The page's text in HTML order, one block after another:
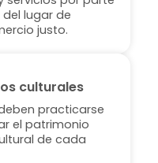
lugar de
justo.
culturales
practicarse
el patrimonio
de cada